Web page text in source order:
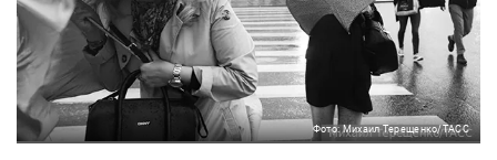
Фото: Михаил Терещенко/ТАСС